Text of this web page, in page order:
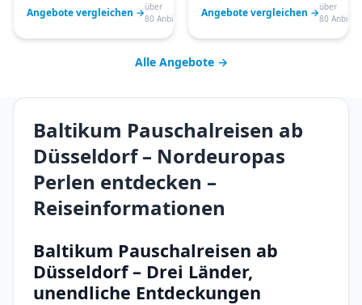
Angebote vergleichen →über
80 Anbieter
Angebote vergleichen →über
80
Alle Angebote →
Baltikum Pauschalreisen ab
Düsseldorf – Nordeuropas
Perlen entdecken –
Reiseinformationen
Baltikum Pauschalreisen ab
Düsseldorf – Drei Länder,
unendliche Entdeckungen